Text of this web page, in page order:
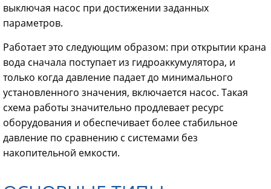
выключая насос при достижении заданных
параметров.
Работает это следующим образом: при открытии крана
вода сначала поступает из гидроаккумулятора, и
только когда давление падает до минимального
установленного значения, включается насос. Такая
схема работы значительно продлевает ресурс
оборудования и обеспечивает более стабильное
давление по сравнению с системами без
накопительной емкости.